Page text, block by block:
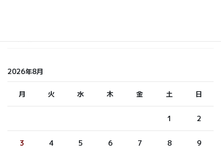
2026年8月
月 火 水 木 金 土 日
1 2
3 4 5 6 7 8 9